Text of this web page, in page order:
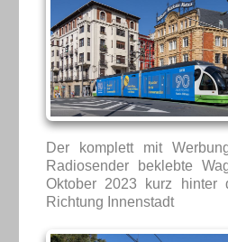
Der komplett mit
Radiosender beklebte
Oktober 2023 kurz hinter
Richtung Innenstadt